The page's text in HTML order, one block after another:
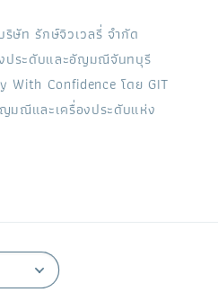
ริษัท รักษ์จิวเวลรี่ จำกัด
ประดับและอัญมณีจันทบุรี
With Confidence โดย GIT
ณีและเครื่องประดับแห่ง